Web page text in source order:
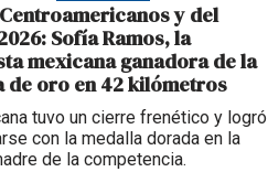
y del
Sofía Ramos, la
mexicana ganadora de la
de oro en 42 kilómetros
tuvo un cierre frenético y logró
con la medalla dorada en la
de la competencia.